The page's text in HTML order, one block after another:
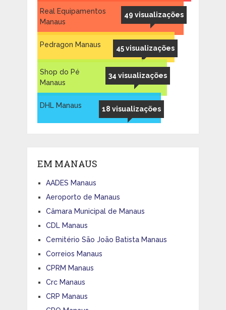
49 visualizações
Real Equipamentos
Manaus
45 visualizações
Pedragon Manaus
34 visualizações
Shop do Pé
Manaus
18 visualizações
DHL Manaus
EM MANAUS
AADES Manaus
Aeroporto de Manaus
Câmara Municipal de Manaus
CDL Manaus
Cemitério São João Batista Manaus
Correios Manaus
CPRM Manaus
Crc Manaus
CRP Manaus